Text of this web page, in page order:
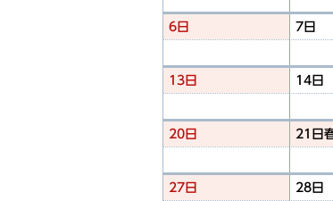
6日 7日
13日 14日
20日 21日
27日 28日